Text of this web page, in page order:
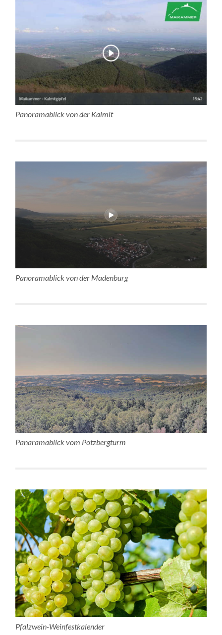
Panoramablick von der Kalmit
Panoramablick von der Madenburg
Panaramablick vom Potzbergturm
Pfalzwein-Weinfestkalender